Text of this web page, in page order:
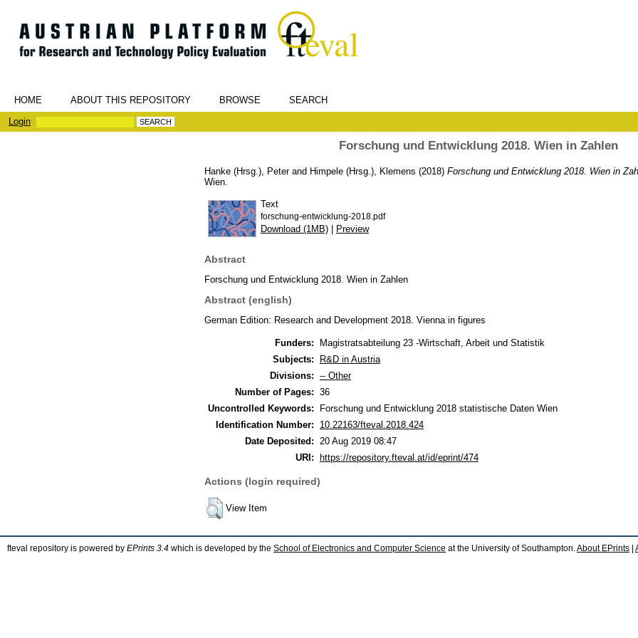
HOME ABOUT THIS REPOSITORY BROWSE
SEARCH
Login
Forschung und Entwicklung 2018. Wien in Zahlen
Hanke (Hrsg.), Peterand Himpele (Hrsg.), Klemens (2018) Forschung und Entwicklung 2018. Wien in
Wien.
Text
forschung-entwicklung-2018.pdf
Download (1MB) | Preview
Abstract
Forschung und Entwicklung 2018. Wien in Zahlen
Abstract (english)
German Edition: Research and Development 2018. Vienna in figures
Funders:
Magistratsabteilung 23 -Wirtschaft, Arbeit und Statistik
Subjects:
R&D in Austria
Divisions: -- Other
Number of Pages: 36
Uncontrolled Keywords:
Forschung und Entwicklung 2018 statistische Daten Wien
Identification Number:
10.22163/fteval.2018.424
Date Deposited: 20 Aug 2019 08:47
URI:
https://repository.fteval.at/id/eprint/474
Actions (login required)
View Item
fteval repository is powered by EPrints 3.4 which is developed by the School of Electronics and Computer Science at the University of Southampton. About EPrints